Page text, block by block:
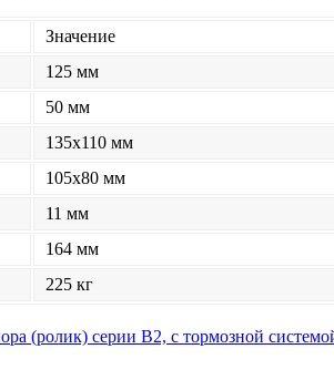
Значение
125 мм
50 мм
135x110 мм
105x80 мм
11 мм
164 мм
225 кг
(ролик) серии B2, с тормозной